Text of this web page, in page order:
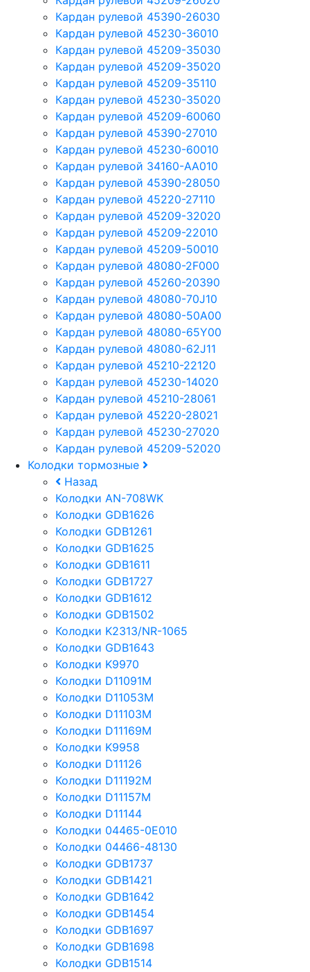
Кардан рулевой 45390-26030
Кардан рулевой 45230-36010
Кардан рулевой 45209-35030
Кардан рулевой 45209-35020
Кардан рулевой 45209-35110
Кардан рулевой 45230-35020
Кардан рулевой 45209-60060
Кардан рулевой 45390-27010
Кардан рулевой 45230-60010
Кардан рулевой 34160-AA010
Кардан рулевой 45390-28050
Кардан рулевой 45220-27110
Кардан рулевой 45209-32020
Кардан рулевой 45209-22010
Кардан рулевой 45209-50010
Кардан рулевой 48080-2F000
Кардан рулевой 45260-20390
Кардан рулевой 48080-70J10
Кардан рулевой 48080-50A00
Кардан рулевой 48080-65Y00
Кардан рулевой 48080-62J11
Кардан рулевой 45210-22120
Кардан рулевой 45230-14020
Кардан рулевой 45210-28061
Кардан рулевой 45220-28021
Кардан рулевой 45230-27020
Кардан рулевой 45209-52020
Колодки тормозные
Назад
Колодки AN-708WK
Колодки GDB1626
Колодки GDB1261
Колодки GDB1625
Колодки GDB1611
Колодки GDB1727
Колодки GDB1612
Колодки GDB1502
Колодки K2313/NR-1065
Колодки GDB1643
Колодки K9970
Колодки D11091M
Колодки D11053M
Колодки D11103M
Колодки D11169M
Колодки K9958
Колодки D11126
Колодки D11192M
Колодки D11157M
Колодки D11144
Колодки 04465-0E010
Колодки 04466-48130
Колодки GDB1737
Колодки GDB1421
Колодки GDB1642
Колодки GDB1454
Колодки GDB1697
Колодки GDB1698
Колодки GDB1514